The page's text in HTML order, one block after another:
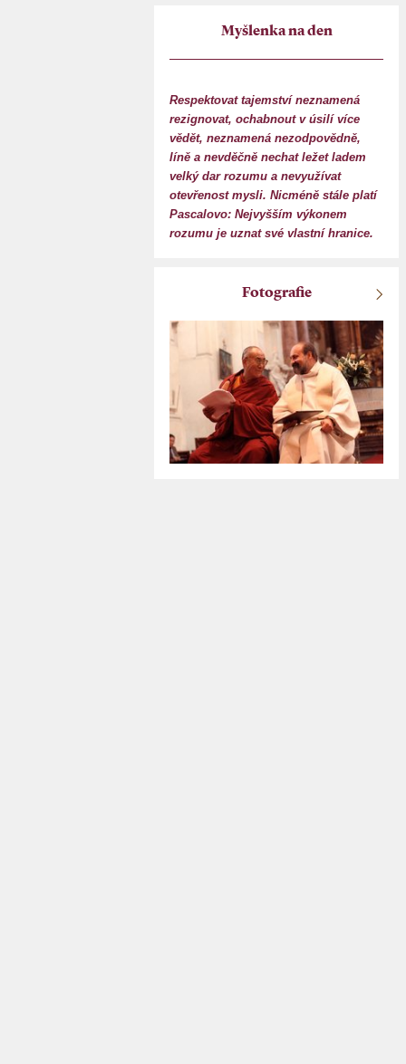
Myšlenka na den
Respektovat tajemství neznamená
rezignovat, ochabnout v úsilí více
vědět, neznamená nezodpovědně,
líně a nevděčně nechat ležet ladem
velký dar rozumu a nevyužívat
otevřenost mysli. Nicméně stále platí
Pascalovo: Nejvyšším výkonem
rozumu je uznat své vlastní hranice.
Fotografie